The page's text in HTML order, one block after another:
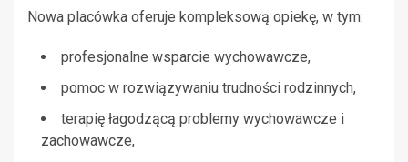
Nowa placówka oferuje kompleksową opiekę, w tym:
profesjonalne wsparcie wychowawcze,
pomoc w rozwiązywaniu trudności rodzinnych,
terapię łagodzącą problemy wychowawcze i
zachowawcze,